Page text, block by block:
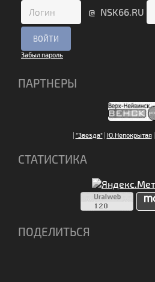
@ NSK66.RU
Забыл пароль
ПАРТНЕРЫ
| "Звезда"| Ю.Непокрытая|
СТАТИСТИКА
ПОДЕЛИТЬСЯ